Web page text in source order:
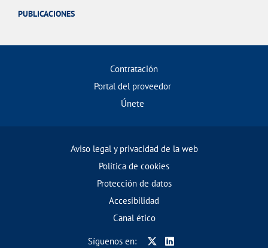
PUBLICACIONES
Contratación
Portal del proveedor
Únete
Aviso legal y privacidad de la web
Política de cookies
Protección de datos
Accesibilidad
Canal ético
Síguenos en: